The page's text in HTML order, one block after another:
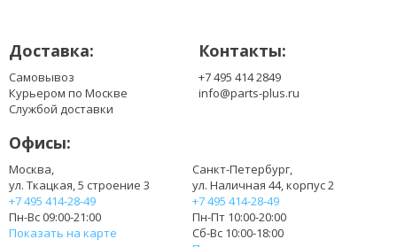
BT.00605.072
BT.00607.125
BT.00607.126
BT.00607.130
CL1741B.806
LC.BTP0A.015
LC.BTP00.123
Доставка:
Самовывоз
Курьером по Москве
Службой доставки
Контакты:
+7 495 414 2849
info@parts-plus.ru
Офисы:
Москва,
ул. Ткацкая, 5 строение 3
+7 495 414-28-49
Пн-Вс 09:00-21:00
Показать на карте
Санкт-Петербург,
ул. Наличная 44, корпус 2
+7 495 414-28-49
Пн-Пт 10:00-20:00
Сб-Вс 10:00-18:00